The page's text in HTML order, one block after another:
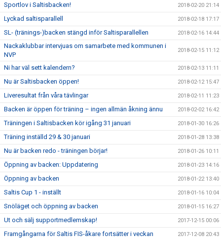
Sportlov i Saltisbacken! 2018-02-20 21:14
Lyckad saltisparallell 2018-02-18 17:17
SL- (tränings-)backen stängd inför Saltisparallellen 2018-02-16 14:44
Nackaklubbar intervjuas om samarbete med kommunen i
NVP
2018-02-15 11:12
Ni har väl sett kalendern? 2018-02-13 11:11
Nu är Saltisbacken öppen! 2018-02-12 15:47
Liveresultat från våra tävlingar 2018-02-11 11:23
Backen är öppen för träning – ingen allmän åkning ännu 2018-02-02 16:42
Träningen i Saltisbacken kör igång 31 januari 2018-01-30 16:26
Träning inställd 29 & 30 januari 2018-01-28 13:38
Nu är backen redo - träningen börjar! 2018-01-26 10:11
Öppning av backen: Uppdatering 2018-01-23 14:16
Öppning av backen 2018-01-22 13:40
Saltis Cup 1 - inställt 2018-01-16 10:04
Snöläget och öppning av backen 2018-01-15 16:27
Ut och sälj supportmedlemskap! 2017-12-15 00:06
Framgångarna för Saltis FIS-åkare fortsätter i veckan 2017-12-08 20:43